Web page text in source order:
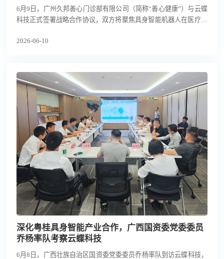
6月9日，广州久邦善心门诊部有限公司（简称“善心健康”）与云蝶
科技正式签署战略合作协议，双方将聚焦具身智能机器人在医疗健
合创新思路。
2026-06-10
深化粤桂具身智能产业合作，广西国资委党委委员
乔杨率队考察云蝶科技
6月8日，广西壮族自治区国资委党委委员乔杨率队到访云蝶科技，